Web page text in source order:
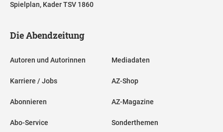
Spielplan, Kader TSV 1860
Die Abendzeitung
Autoren und Autorinnen
Karriere / Jobs
Abonnieren
Abo-Service
Mediadaten
AZ-Shop
AZ-Magazine
Sonderthemen